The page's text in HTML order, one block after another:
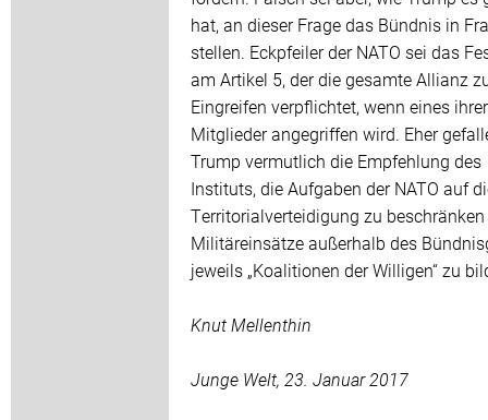
hat, an dieser Frage das Bündnis in
stellen. Eckpfeiler der NATO sei das
am Artikel 5, der die gesamte Allianz
Eingreifen verpflichtet, wenn eines ihrer
Mitglieder angegriffen wird. Eher
Trump vermutlich die Empfehlung des
Instituts, die Aufgaben der NATO auf
Territorialverteidigung zu
Militäreinsätze außerhalb des
jeweils „Koalitionen der Willigen“ zu
Knut Mellenthin
Junge Welt, 23. Januar 2017